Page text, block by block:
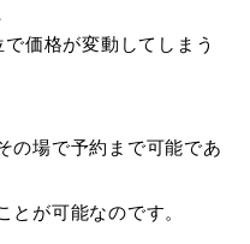
価格が変動してしまう
の場で予約まで可能であ
とが可能なのです。